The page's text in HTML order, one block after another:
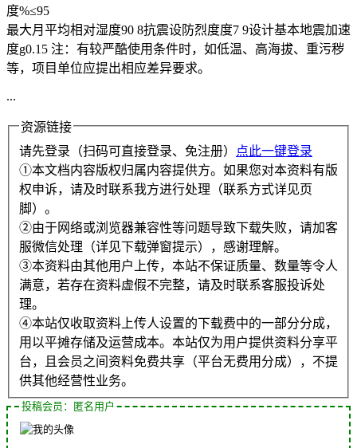
度%≤95
最大月平均相对湿度90 8抗震设防烈度度7 9设计基本地震加速
度g0.15 注：有较严酷使用条件时，如低温、高海拔、重污秽
等，项目单位应提出相应差异要求。
...
资源链接
请先登录（扫码可直接登录、免注册）
点此一键登录
①本文档内容版权归属内容提供方。如果您对本资料有版
权申诉，请及时联系我方进行处理（联系方式详见页
脚）。
②由于网络或浏览器兼容性等问题导致下载失败，请加客
服微信处理（详见下载弹窗提示），感谢理解。
③本资料由其他用户上传，本站不保证质量、数量等令人
满意，若存在资料虚假不完整，请及时联系客服投诉处
理。
④本站仅收取资料上传人设置的下载费中的一部分分成，
用以平摊存储及运营成本。本站仅为用户提供资料分享平
台，且会员之间资料免费共享（平台无费用分成），不提
供其他经营性业务。
投稿会员：匿名用户